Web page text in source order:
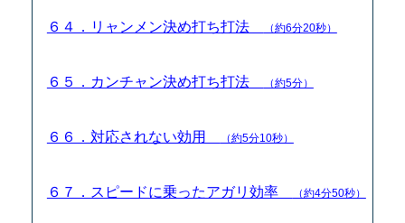
６４．リャンメン決め打ち打法 （約6分20秒）
６５．カンチャン決め打ち打法 （約5分）
６６．対応されない効用 （約5分10秒）
６７．スピードに乗ったアガリ効率 （約4分50秒）